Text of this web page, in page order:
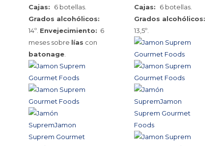
Cajas: 6 botellas.
Grados alcohólicos:
14º. Envejecimiento: 6
meses sobre lías con
batonage
Cajas: 6 botellas.
Grados alcohólicos:
13,5º.